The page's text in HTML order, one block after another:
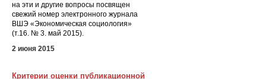
на эти и другие вопросы посвящен
свежий номер электронного журнала
ВШЭ «Экономическая социология»
(т.16. № 3. май 2015).
2 июня 2015
Критерии оценки публикационной